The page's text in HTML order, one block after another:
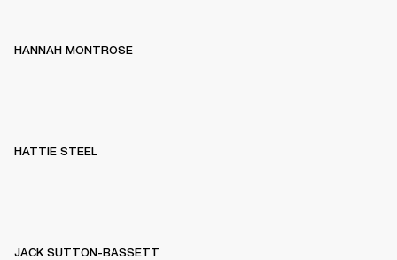
HANNAH MONTROSE
HATTIE STEEL
JACK SUTTON-BASSETT